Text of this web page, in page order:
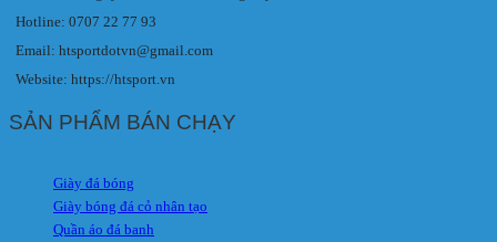
Hotline: 0707 22 77 93
Email: htsportdotvn@gmail.com
Website: https://htsport.vn
SẢN PHẨM BÁN CHẠY
Giày đá bóng
Giày bóng đá cỏ nhân tạo
Quần áo đá banh